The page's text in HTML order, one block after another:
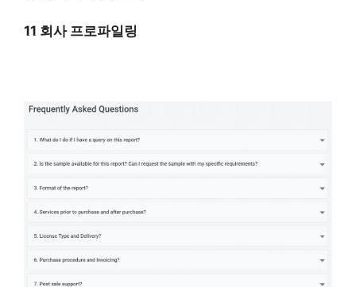
11 회사 프로파일링